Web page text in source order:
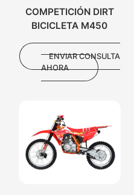
COMPETICIÓN DIRT
BICICLETA M450
ENVIAR CONSULTA
AHORA